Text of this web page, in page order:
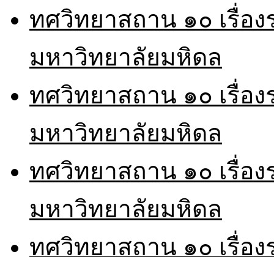
ทศวิทยาสถาน ๑๐ เรื่อ
มหาวิทยาลัยมหิดล
ทศวิทยาสถาน ๑๐ เรื่อ
มหาวิทยาลัยมหิดล
ทศวิทยาสถาน ๑๐ เรื่อ
มหาวิทยาลัยมหิดล
ทศวิทยาสถาน ๑๐ เรื่อ